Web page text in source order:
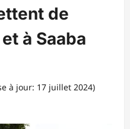
de
à Saaba
à jour: 17 juillet 2024)